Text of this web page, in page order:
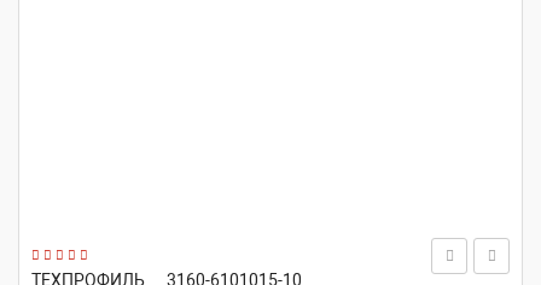
ТЕХПРОФИЛЬ 3160-6101015-10